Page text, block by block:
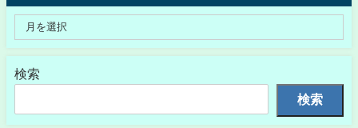
検索
検索